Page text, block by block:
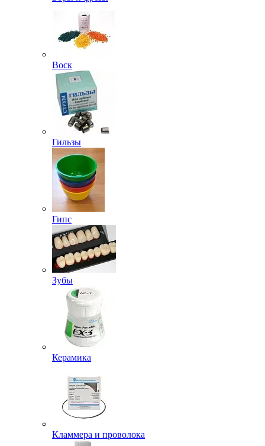
Воск
Гильзы
Гипс
Зубы
Керамика
Кламмера и проволока